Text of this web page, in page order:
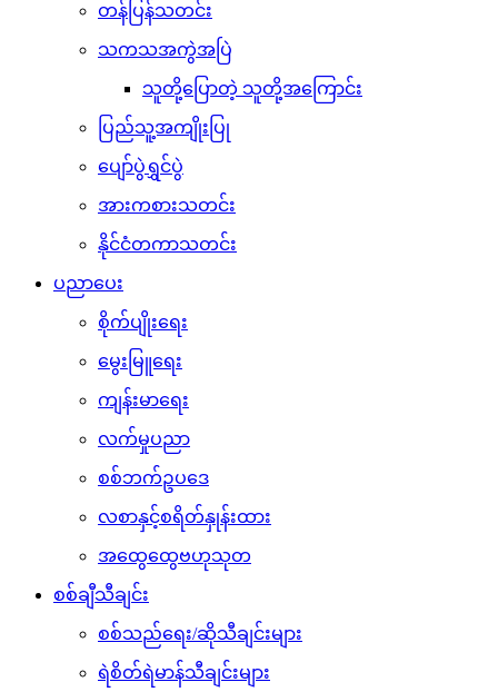
တန်ပြန်သတင်း
သကသအကွဲအပြဲ
သူတို့ပြောတဲ့ သူတို့အကြောင်း
ပြည်သူ့အကျိုးပြု
ပျော်ပွဲရွှင်ပွဲ
အားကစားသတင်း
နိုင်ငံတကာသတင်း
ပညာပေး
စိုက်ပျိုးရေး
မွေးမြူရေး
ကျန်းမာရေး
လက်မှုပညာ
စစ်ဘက်ဥပဒေ
လစာနှင့်စရိတ်နှုန်းထား
အထွေထွေဗဟုသုတ
စစ်ချီသီချင်း
စစ်သည်ရေး/ဆိုသီချင်းများ
ရဲစိတ်ရဲမာန်သီချင်းများ